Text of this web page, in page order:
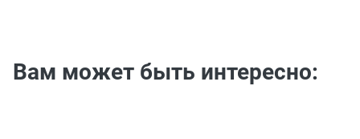
Вам может быть интересно: